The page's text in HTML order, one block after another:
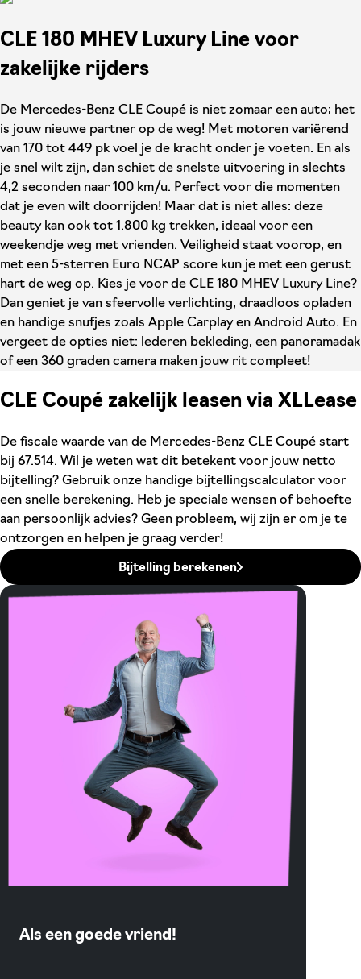
CLE 180 MHEV Luxury Line voor
zakelijke rijders
De Mercedes-Benz CLE Coupé is niet zomaar een auto; het
is jouw nieuwe partner op de weg! Met motoren variërend
van 170 tot 449 pk voel je de kracht onder je voeten. En als
je snel wilt zijn, dan schiet de snelste uitvoering in slechts
4,2 seconden naar 100 km/u. Perfect voor die momenten
dat je even wilt doorrijden! Maar dat is niet alles: deze
beauty kan ook tot 1.800 kg trekken, ideaal voor een
weekendje weg met vrienden. Veiligheid staat voorop, en
met een 5-sterren Euro NCAP score kun je met een gerust
hart de weg op. Kies je voor de CLE 180 MHEV Luxury Line?
Dan geniet je van sfeervolle verlichting, draadloos opladen
en handige snufjes zoals Apple Carplay en Android Auto. En
vergeet de opties niet: lederen bekleding, een panoramadak
of een 360 graden camera maken jouw rit compleet!
CLE Coupé zakelijk leasen via XLLease
De fiscale waarde van de Mercedes-Benz CLE Coupé start
bij 67.514. Wil je weten wat dit betekent voor jouw netto
bijtelling? Gebruik onze handige bijtellingscalculator voor
een snelle berekening. Heb je speciale wensen of behoefte
aan persoonlijk advies? Geen probleem, wij zijn er om je te
ontzorgen en helpen je graag verder!
Bijtelling berekenen
Als een goede vriend!